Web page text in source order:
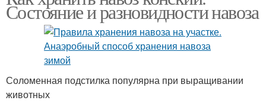
Состояние и разновидности навоза
Соломенная подстилка популярна при выращивании
животных